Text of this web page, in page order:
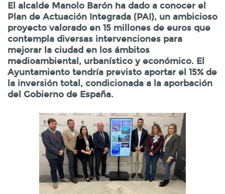
El alcalde Manolo Barón ha dado a conocer el
Plan de Actuación Integrada (PAI), un ambicioso
proyecto valorado en 15 millones de euros que
contempla diversas intervenciones para
mejorar la ciudad en los ámbitos
medioambiental, urbanístico y económico. El
Ayuntamiento tendría previsto aportar el 15% de
la inversión total, condicionada a la aporbación
del Gobierno de España.